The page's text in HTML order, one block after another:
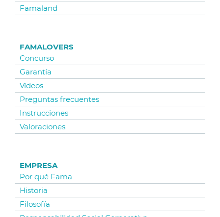
Famaland
FAMALOVERS
Concurso
Garantía
Vídeos
Preguntas frecuentes
Instrucciones
Valoraciones
EMPRESA
Por qué Fama
Historia
Filosofía